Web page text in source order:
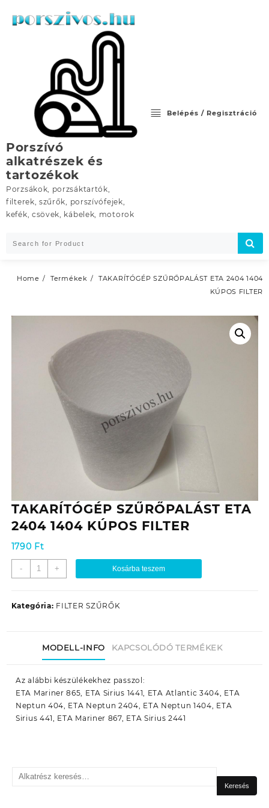
Porszívó
alkatrészek és
tartozékok
Porzsákok, porzsáktartók,
filterek, szűrők, porszívófejek,
kefék, csövek, kábelek, motorok
Belépés / Regisztráció
Home Termékek
TAKARÍTÓGÉP SZŰRŐPALÁST ETA 2404 1404
KÚPOS FILTER
TAKARÍTÓGÉP SZŰRŐPALÁST ETA
2404 1404 KÚPOS FILTER
1790 Ft
-
TAKARÍTÓGÉP
SZŰRŐPALÁST
2404
mennyiség
+ Kosárba teszem
Kategória: FILTER SZŰRŐK
MODELL-INFO KAPCSOLÓDÓ TERMÉKEK
Az alábbi készülékekhez passzol:
ETA Mariner 865, ETA Sirius 1441, ETA Atlantic 3404, ETA
Neptun 404, ETA Neptun 2404, ETA Neptun 1404, ETA
Sirius 441, ETA Mariner 867, ETA Sirius 2441
Keresés
Keresés